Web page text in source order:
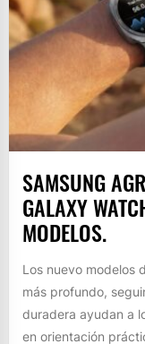
SAMSUNG
GALAXY
MODELOS.
Los nuevo modelos
más profundo,
duradera ayudan a
en orientación